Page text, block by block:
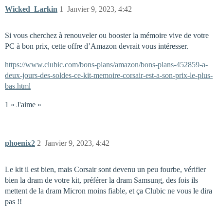
Wicked_Larkin Janvier 9, 2023, 4:42
1
Si vous cherchez à renouveler ou booster la mémoire vive de votre
PC à bon prix, cette offre d’Amazon devrait vous intéresser.
https://www.clubic.com/bons-plans/amazon/bons-plans-452859-a-
deux-jours-des-soldes-ce-kit-memoire-corsair-est-a-son-prix-le-plus-
bas.html
1 « J'aime »
phoenix2 Janvier 9, 2023, 4:42
2
Le kit il est bien, mais Corsair sont devenu un peu fourbe, vérifier
bien la dram de votre kit, préférer la dram Samsung, des fois ils
mettent de la dram Micron moins fiable, et ça Clubic ne vous le dira
pas !!